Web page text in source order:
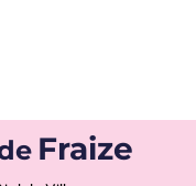
Fraize